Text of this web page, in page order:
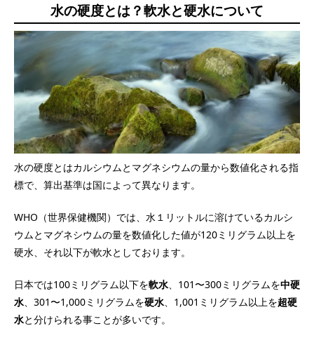
水の硬度とは？軟水と硬水について
水の硬度とはカルシウムとマグネシウムの量から数値化される指
標で、算出基準は国によって異なります。
WHO（世界保健機関）では、水１リットルに溶けているカルシ
ウムとマグネシウムの量を数値化した値が120ミリグラム以上を
硬水、それ以下が軟水としております。
日本では100ミリグラム以下を軟水、101〜300ミリグラムを中硬
水、301〜1,000ミリグラムを硬水、1,001ミリグラム以上を超硬
水と分けられる事ことが多いです。